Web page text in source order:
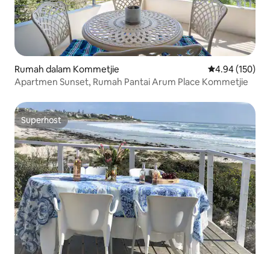
Rumah dalam Kommetjie Penarafan
4.94 (150)
Apartmen Sunset, Rumah Pantai Arum Place Kommetjie
Superhost
Superhost